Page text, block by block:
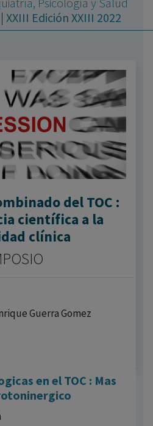
los profesionales
y decidir, en cada
| XXIII Edición XXIII 2022
del TOC :
científica a la
clínica
Guerra Gomez
en el TOC : Mas